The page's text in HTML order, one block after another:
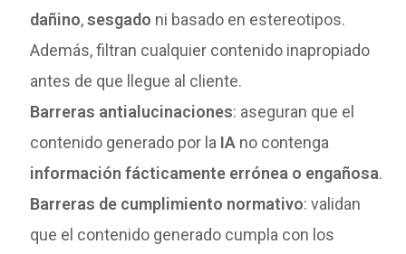
dañino,sesgado ni basado en estereotipos.
Además, filtran cualquier contenido inapropiado
antes de que llegue al cliente.
Barreras antialucinaciones: aseguran que el
contenido generado por la IA no contenga
información fácticamente errónea o engañosa.
Barreras de cumplimiento normativo: validan
que el contenido generado cumpla con los